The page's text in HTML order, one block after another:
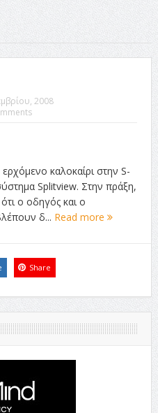
2008
καλοκαίρι στην S-
Splitview. Στην πράξη,
ο οδηγός και ο
δ... Read more
Share